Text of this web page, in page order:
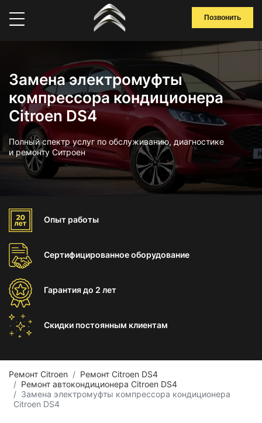
Позвонить
Замена электромуфты
компрессора кондиционера
Citroen DS4
Полный спектр услуг по обслуживанию, диагностике
и ремонту Ситроен
Опыт работы
Сертифицированноеоборудование
Гарантиядо 2 лет
Скидки постоянным клиентам
Ремонт Citroen
Ремонт Citroen DS4
Ремонт автокондиционера Citroen DS4
Замена электромуфты компрессора кондиционера
Citroen DS4